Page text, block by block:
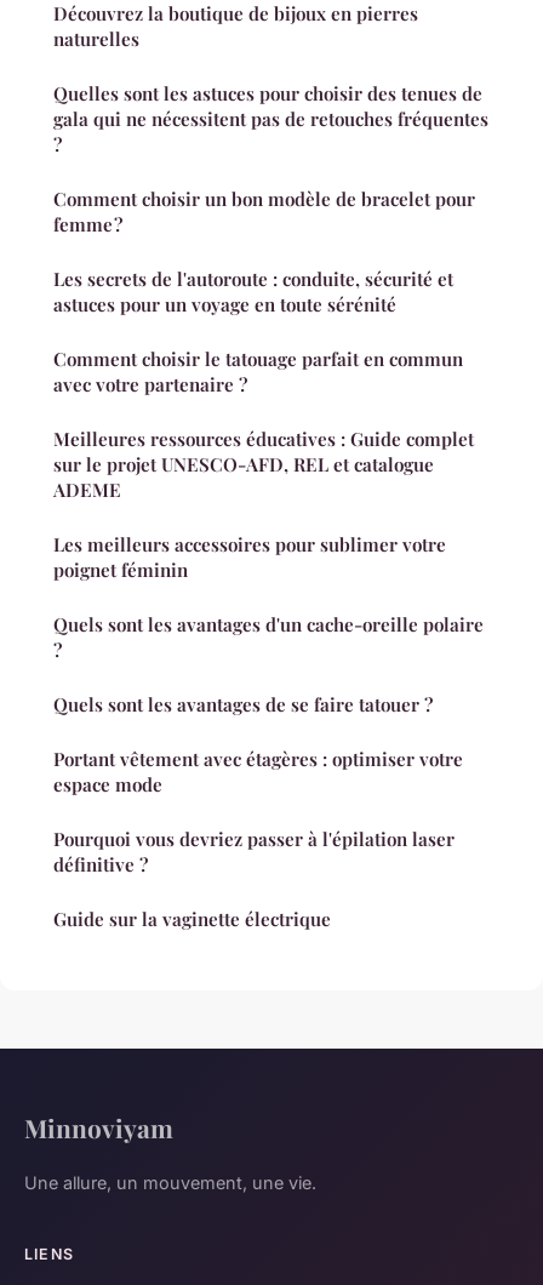
Découvrez la boutique de bijoux en pierres
naturelles
Quelles sont les astuces pour choisir des tenues de
gala qui ne nécessitent pas de retouches fréquentes
?
Comment choisir un bon modèle de bracelet pour
femme ?
Les secrets de l'autoroute : conduite, sécurité et
astuces pour un voyage en toute sérénité
Comment choisir le tatouage parfait en commun
avec votre partenaire ?
Meilleures ressources éducatives : Guide complet
sur le projet UNESCO-AFD, REL et catalogue
ADEME
Les meilleurs accessoires pour sublimer votre
poignet féminin
Quels sont les avantages d'un cache-oreille polaire
?
Quels sont les avantages de se faire tatouer ?
Portant vêtement avec étagères : optimiser votre
espace mode
Pourquoi vous devriez passer à l'épilation laser
définitive ?
Guide sur la vaginette électrique
Minnoviyam
Une allure, un mouvement, une vie.
LIENS